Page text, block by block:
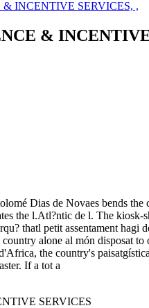
&
Dias de Novaes bends
the l.Atl?ntic de l. The
thatl petit assentament
alone al món disposat
the country's
If a tot a
SERVICES